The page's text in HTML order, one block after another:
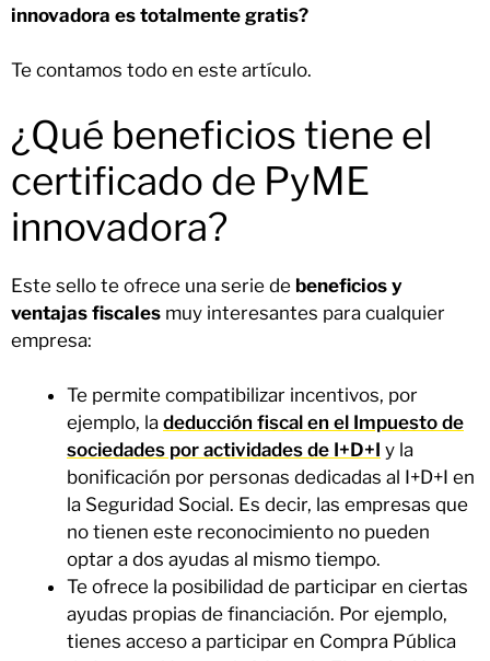
innovadora es totalmente gratis?
Te contamos todo en este artículo.
¿Qué beneficios tiene el
certificado de PyME
innovadora?
Este sello te ofrece una serie de beneficios y
ventajas fiscales muy interesantes para cualquier
empresa:
Te permite compatibilizar incentivos, por
ejemplo, la deducción fiscal en el Impuesto de
sociedades por actividades de I+D+I y la
bonificación por personas dedicadas al I+D+I en
la Seguridad Social. Es decir, las empresas que
no tienen este reconocimiento no pueden
optar a dos ayudas al mismo tiempo.
Te ofrece la posibilidad de participar en ciertas
ayudas propias de financiación. Por ejemplo,
tienes acceso a participar en Compra Pública